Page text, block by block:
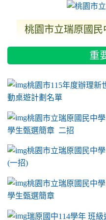
桃園市立瑞原國民
重
link to https://
桃園市115年度辦理新
動桌遊計劃名單
桃園市立瑞原國民中
學生甄選簡章 二招
桃園市立瑞原國民中
(一招)
桃園市立瑞原國民中
學生甄選簡章
瑞原國中114學年 班